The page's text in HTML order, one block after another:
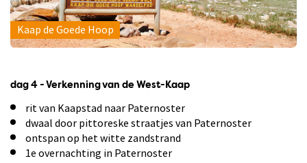
Kaap de Goede Hoop
dag 4 - Verkenning van de West-Kaap
rit van Kaapstad naar Paternoster
dwaal door pittoreske straatjes van Paternoster
ontspan op het witte zandstrand
1e overnachting in Paternoster